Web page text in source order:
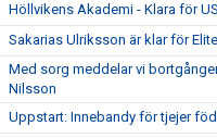
Höllvikens Akademi - Klara för
Sakarias Ulriksson är klar för
Med sorg meddelar vi
Nilsson
Uppstart: Innebandy för tjejer